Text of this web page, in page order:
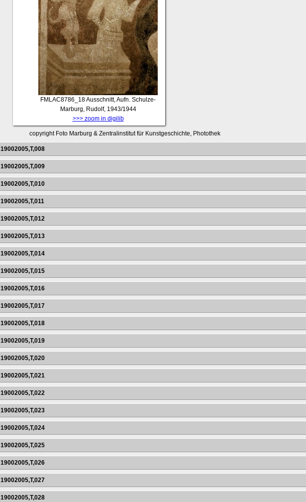
FMLAC8786_18Ausschnitt, Aufn. Schulze-
Marburg, Rudolf, 1943/1944
>>> zoom in digilib
copyright Foto Marburg & Zentralinstitut für Kunstgeschichte, Photothek
19002005,T,008
19002005,T,009
19002005,T,010
19002005,T,011
19002005,T,012
19002005,T,013
19002005,T,014
19002005,T,015
19002005,T,016
19002005,T,017
19002005,T,018
19002005,T,019
19002005,T,020
19002005,T,021
19002005,T,022
19002005,T,023
19002005,T,024
19002005,T,025
19002005,T,026
19002005,T,027
19002005,T,028